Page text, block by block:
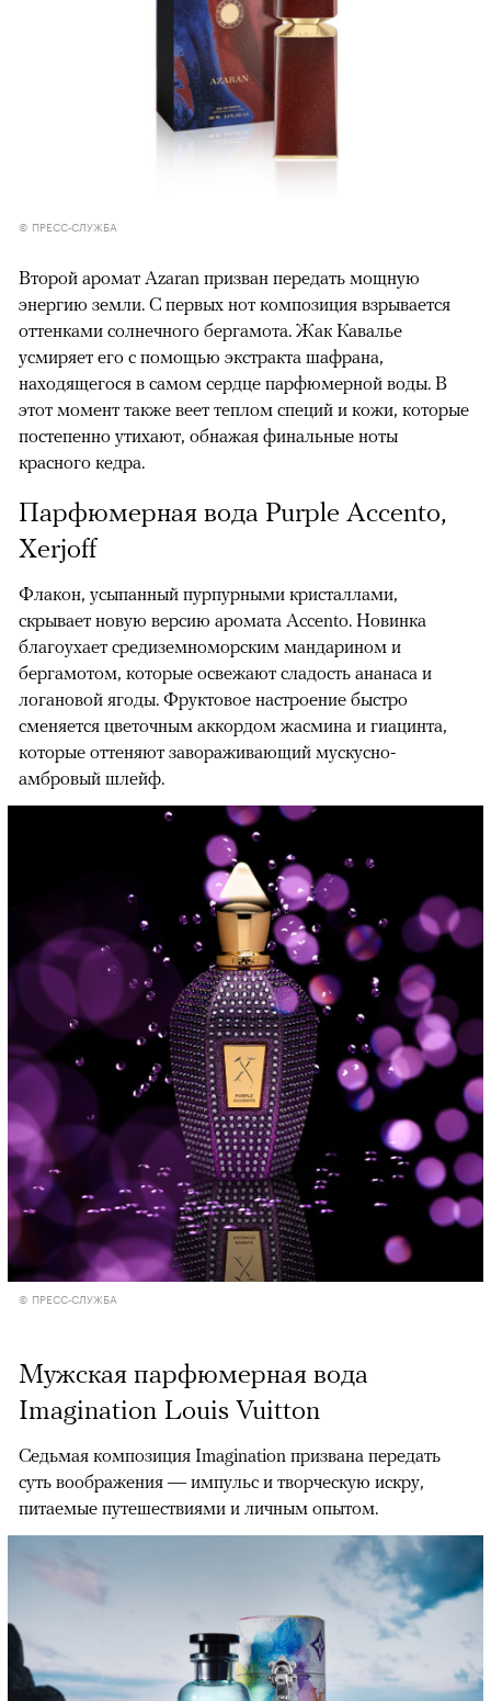
© ПРЕСС-СЛУЖБА
Второй аромат Azaran призван передать мощную
энергию земли. С первых нот композиция взрывается
оттенками солнечного бергамота. Жак Кавалье
усмиряет его с помощью экстракта шафрана,
находящегося в самом сердце парфюмерной воды. В
этот момент также веет теплом специй и кожи, которые
постепенно утихают, обнажая финальные ноты
красного кедра.
Парфюмерная вода Purple Accento,
Xerjoff
Флакон, усыпанный пурпурными кристаллами,
скрывает новую версию аромата Accento. Новинка
благоухает средиземноморским мандарином и
бергамотом, которые освежают сладость ананаса и
логановой ягоды. Фруктовое настроение быстро
сменяется цветочным аккордом жасмина и гиацинта,
которые оттеняют завораживающий мускусно-
амбровый шлейф.
© ПРЕСС-СЛУЖБА
Мужская парфюмерная вода
Imagination Louis Vuitton
Седьмая композиция Imagination призвана передать
суть воображения — импульс и творческую искру,
питаемые путешествиями и личным опытом.